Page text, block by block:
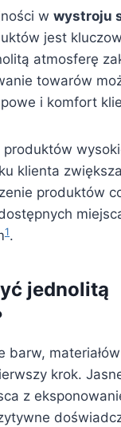
w wystroju
jest
atmosferę
towarów
i komfort
produktów
klienta
produktów
1.
jednolitą
barw,
krok.
z